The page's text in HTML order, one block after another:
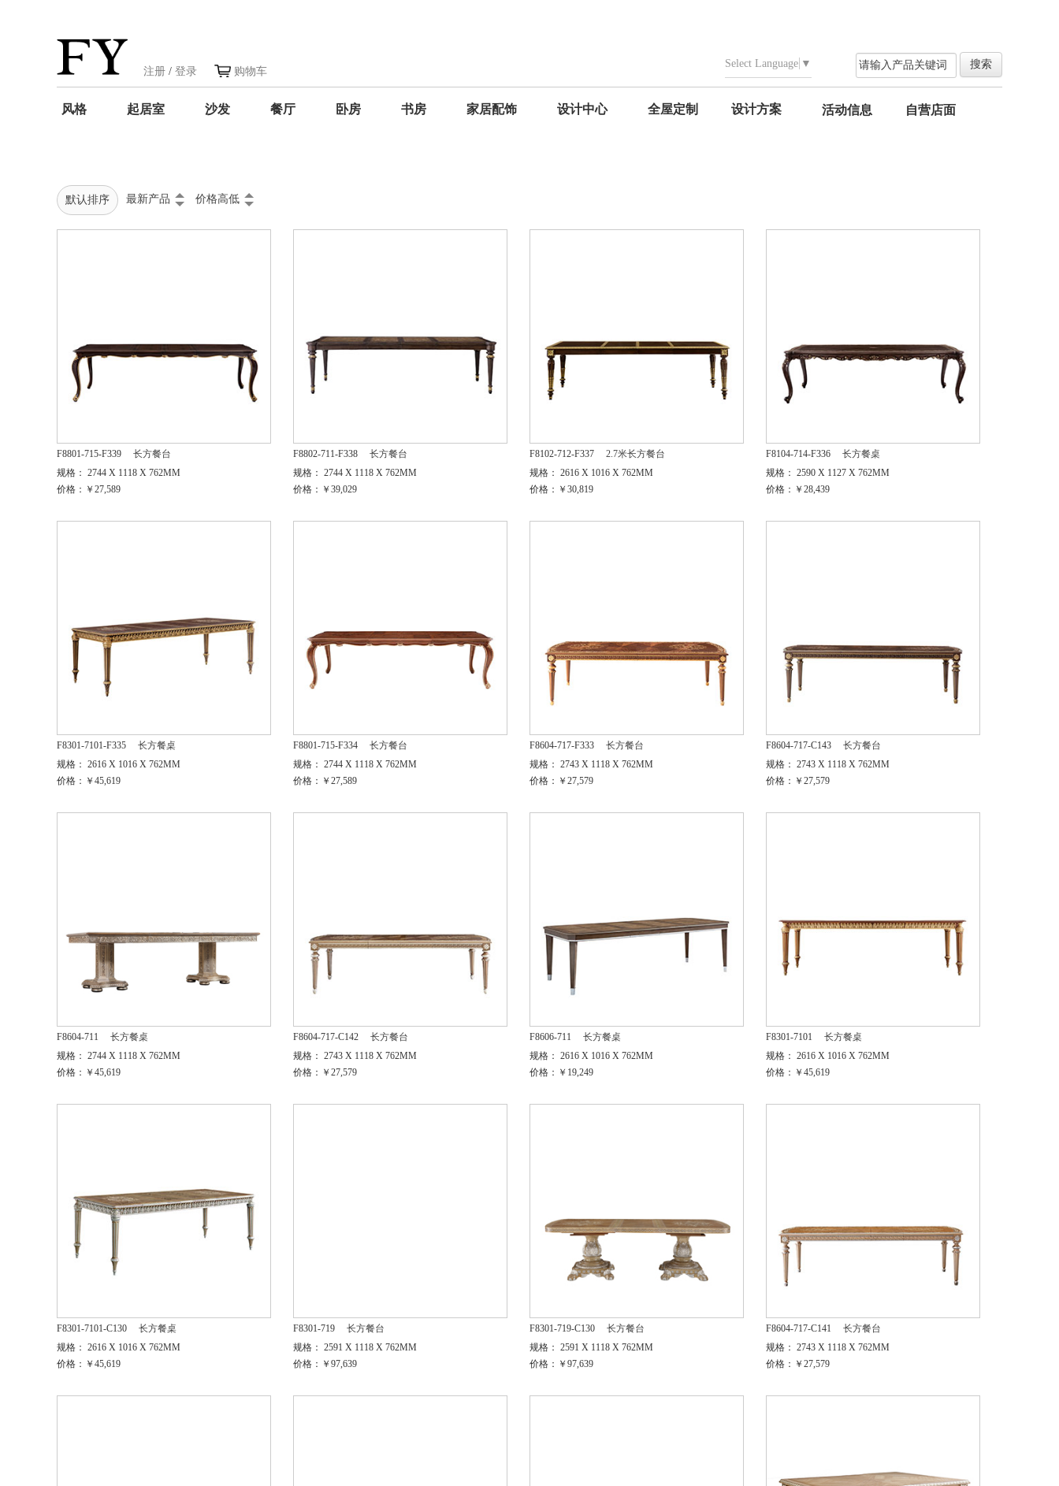
Select Language ▼
注册 / 登录 购物车
风格 起居室 沙发 餐厅 卧房 书房 家居配饰 设计中心 全屋定制 设计方案 活动信息 自营店面
默认排序 最新产品 价格高低
F8801-715-F339
长方餐台
规格： 2744 X 1118 X 762MM
价格：￥27,589
F8802-711-F338
长方餐台
规格： 2744 X 1118 X 762MM
价格：￥39,029
F8102-712-F337
2.7米长方餐台
规格： 2616 X 1016 X 762MM
价格：￥30,819
F8104-714-F336
长方餐桌
规格： 2590 X 1127 X 762MM
价格：￥28,439
F8301-7101-F335
长方餐桌
规格： 2616 X 1016 X 762MM
价格：￥45,619
F8801-715-F334
长方餐台
规格： 2744 X 1118 X 762MM
价格：￥27,589
F8604-717-F333
长方餐台
规格： 2743 X 1118 X 762MM
价格：￥27,579
F8604-717-C143
长方餐台
规格： 2743 X 1118 X 762MM
价格：￥27,579
F8604-711
长方餐桌
规格： 2744 X 1118 X 762MM
价格：￥45,619
F8604-717-C142
长方餐台
规格： 2743 X 1118 X 762MM
价格：￥27,579
F8606-711
长方餐桌
规格： 2616 X 1016 X 762MM
价格：￥19,249
F8301-7101
长方餐桌
规格： 2616 X 1016 X 762MM
价格：￥45,619
F8301-7101-C130
长方餐桌
规格： 2616 X 1016 X 762MM
价格：￥45,619
F8301-719
长方餐台
规格： 2591 X 1118 X 762MM
价格：￥97,639
F8301-719-C130
长方餐台
规格： 2591 X 1118 X 762MM
价格：￥97,639
F8604-717-C141
长方餐台
规格： 2743 X 1118 X 762MM
价格：￥27,579